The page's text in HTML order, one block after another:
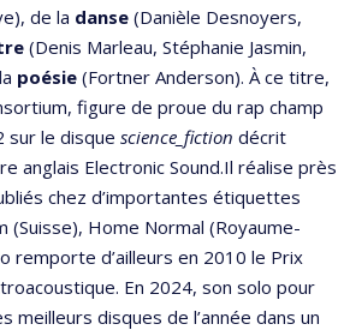
de la danse (Danièle Desnoyers,
(Denis Marleau, Stéphanie Jasmin,
poésie (Fortner Anderson). À ce titre,
figure de proue du rap champ
sur le disque science_fiction décrit
anglais Electronic Sound.Il réalise près
chez d’importantes étiquettes
(Suisse), Home Normal (Royaume-
remporte d’ailleurs en 2010 le Prix
En 2024, son solo pour
meilleurs disques de l’année dans un